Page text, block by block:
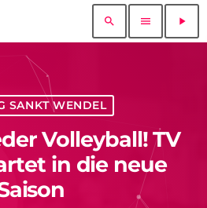
search menu play_arrow
SANKT WENDEL
Volleyball! TV
in die neue